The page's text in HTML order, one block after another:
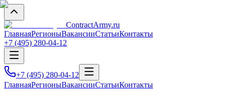
ContractArmy.ru
ГлавнаяРегионыВакансииСтатьиКонтакты
+7 (495) 280-04-12
+7 (495) 280-04-12
ГлавнаяРегионыВакансииСтатьиКонтакты